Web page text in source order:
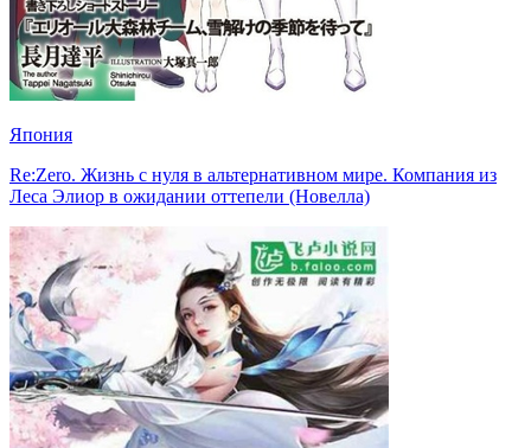
Япония
Re:Zero. Жизнь с нуля в альтернативном мире. Компания из
Леса Элиор в ожидании оттепели (Новелла)